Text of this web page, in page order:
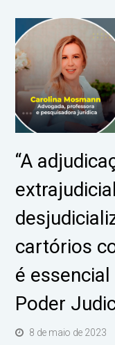
“A
cartórios
é
Poder
8 de maio de 2023